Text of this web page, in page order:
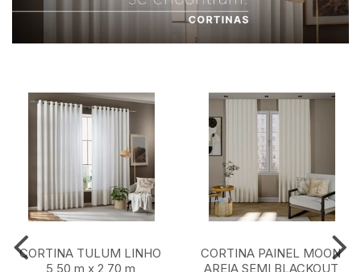
CORTINA TULUM LINHO
5,50 m x 2,70 m
CORTINA PAINEL MOON
AREIA SEMI BLACKOUT